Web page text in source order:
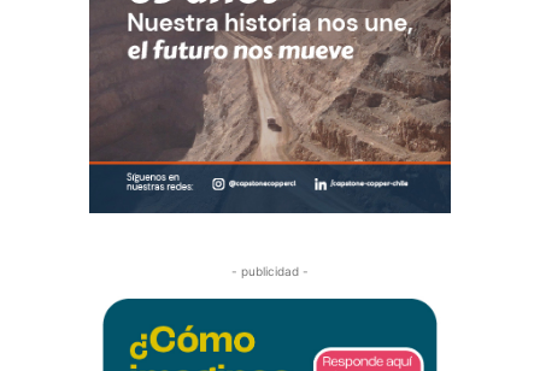
- publicidad -